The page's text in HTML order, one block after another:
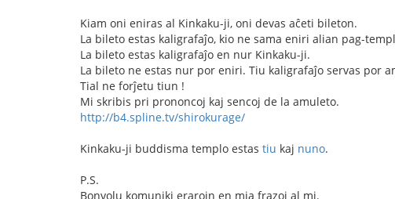
Kiam oni eniras al Kinkaku-ji, oni devas aĉeti bileton.
La bileto estas kaligrafaĵo, kio ne sama eniri alian pag-
La bileto estas kaligrafaĵo en nur Kinkaku-ji.
La bileto ne estas nur por eniri. Tiu kaligrafaĵo servas por
Tial ne forĵetu tiun !
Mi skribis pri prononcoj kaj sencoj de la amuleto.
http://b4.spline.tv/shirokurage/
Kinkaku-ji buddisma templo estas tiu kaj nuno.
P.S.
Bonvolu komuniki erarojn en mia frazoj al mi.